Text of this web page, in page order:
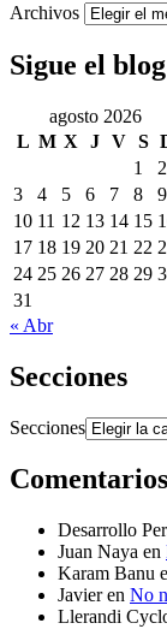
Archivos
Sigue el
agosto 2026
L M X J V S
1
2
3
4 5 6 7 8
9
10 11 12 13 14 15
17 18 19 20 21 22
24 25 26 27 28 29
31
« Abr
Secciones
Secciones
Desarrollo
Juan Naya en
Karam Banu
Javieren No
Llerandi